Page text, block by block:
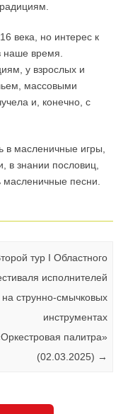
века, но интерес к
наше время.
у взрослых и
массовыми
и, конечно, с
в масленичные игры,
в знании пословиц,
масленичные песни.
тур I Областного
исполнителей
на струнно-смычковых
инструментах
палитра»
(02.03.2025) →